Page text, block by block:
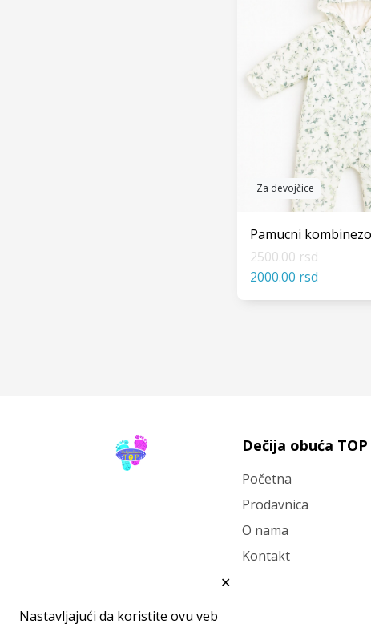
Za devojčice
Pamucni
2500.00 rsd
2000.00 rsd
Dečija obuća TOP
Početna
Prodavnica
O nama
Kontakt
Nastavljajući da koristite ovu veb
✕